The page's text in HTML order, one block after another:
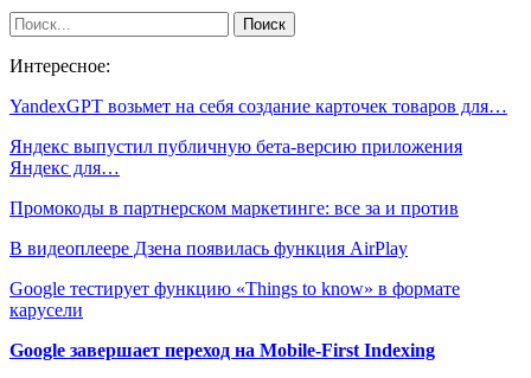
Интересное:
YandexGPT возьмет на себя создание карточек товаров для…
Яндекс выпустил публичную бета-версию приложения
Яндекс для…
Промокоды в партнерском маркетинге: все за и против
В видеоплеере Дзена появилась функция AirPlay
Google тестирует функцию «Things to know» в формате
карусели
Google завершает переход на Mobile-First Indexing